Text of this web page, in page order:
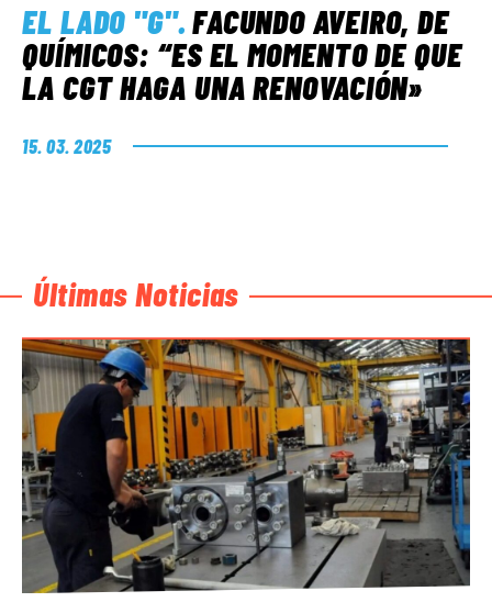
EL LADO "G".FACUNDO AVEIRO, DE
QUÍMICOS: “ES EL MOMENTO DE QUE
LA CGT HAGA UNA RENOVACIÓN»
15. 03. 2025
Últimas Noticias